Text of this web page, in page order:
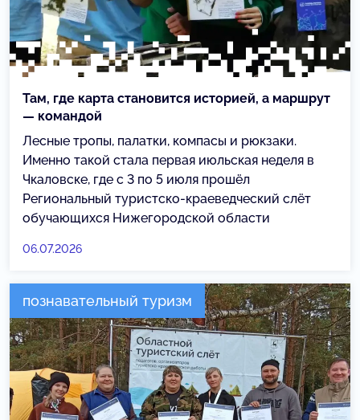
Там, где карта становится историей, а маршрут
— командой
Лесные тропы, палатки, компасы и рюкзаки.
Именно такой стала первая июльская неделя в
Чкаловске, где с 3 по 5 июля прошёл
Региональный туристско-краеведческий слёт
обучающихся Нижегородской области
06.07.2026
познавательный туризм